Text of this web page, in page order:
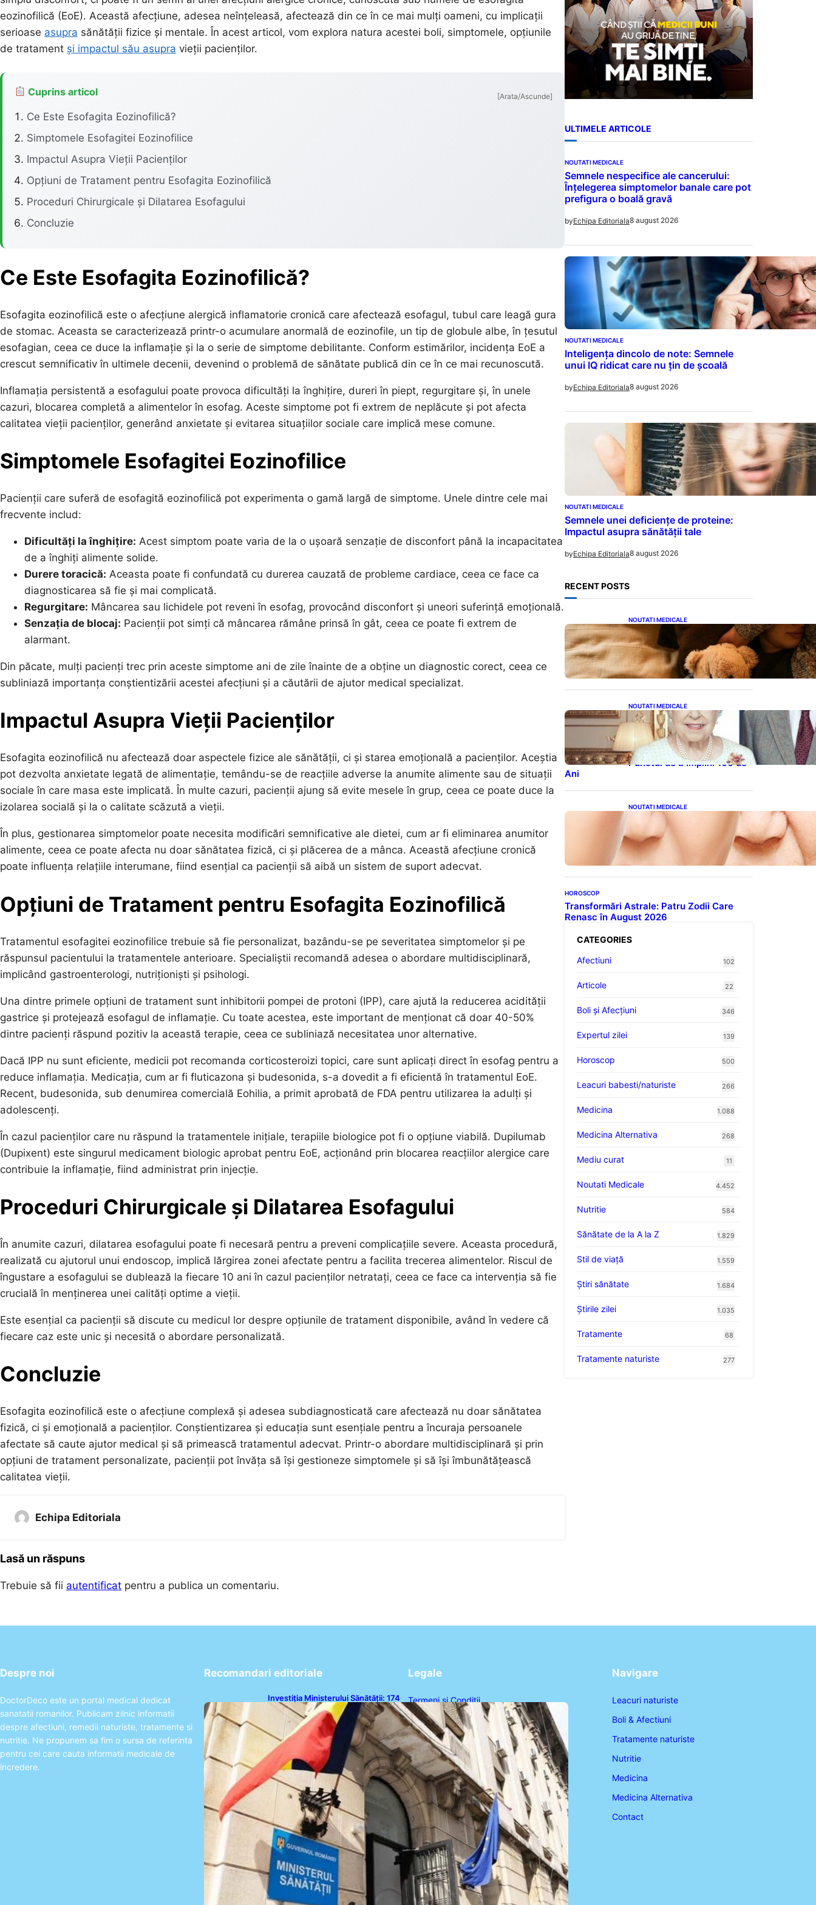
eozinofilică (EoE). Această afecțiune, adesea neînțeleasă, afectează din ce în ce mai mulți oameni, cu implicații
serioase asupra sănătății fizice și mentale. În acest articol, vom explora natura acestei boli, simptomele, opțiunile
de tratament și impactul său asupra vieții pacienților.
Cuprins articol [Arata/Ascunde]
Ce Este Esofagita Eozinofilică?
Simptomele Esofagitei Eozinofilice
Impactul Asupra Vieții Pacienților
Opțiuni de Tratament pentru Esofagita Eozinofilică
Proceduri Chirurgicale și Dilatarea Esofagului
Concluzie
Ce Este Esofagita Eozinofilică?
Esofagita eozinofilică este o afecțiune alergică inflamatorie cronică care afectează esofagul, tubul care leagă gura
de stomac. Aceasta se caracterizează printr-o acumulare anormală de eozinofile, un tip de globule albe, în țesutul
esofagian, ceea ce duce la inflamație și la o serie de simptome debilitante. Conform estimărilor, incidența EoE a
crescut semnificativ în ultimele decenii, devenind o problemă de sănătate publică din ce în ce mai recunoscută.
Inflamația persistentă a esofagului poate provoca dificultăți la înghițire, dureri în piept, regurgitare și, în unele
cazuri, blocarea completă a alimentelor în esofag. Aceste simptome pot fi extrem de neplăcute și pot afecta
calitatea vieții pacienților, generând anxietate și evitarea situațiilor sociale care implică mese comune.
Simptomele Esofagitei Eozinofilice
Pacienții care suferă de esofagită eozinofilică pot experimenta o gamă largă de simptome. Unele dintre cele mai
frecvente includ:
Dificultăți la înghițire: Acest simptom poate varia de la o ușoară senzație de disconfort până la incapacitatea
de a înghiți alimente solide.
Durere toracică: Aceasta poate fi confundată cu durerea cauzată de probleme cardiace, ceea ce face ca
diagnosticarea să fie și mai complicată.
Regurgitare: Mâncarea sau lichidele pot reveni în esofag, provocând disconfort și uneori suferință emoțională.
Senzația de blocaj: Pacienții pot simți că mâncarea rămâne prinsă în gât, ceea ce poate fi extrem de
alarmant.
Din păcate, mulți pacienți trec prin aceste simptome ani de zile înainte de a obține un diagnostic corect, ceea ce
subliniază importanța conștientizării acestei afecțiuni și a căutării de ajutor medical specializat.
Impactul Asupra Vieții Pacienților
Esofagita eozinofilică nu afectează doar aspectele fizice ale sănătății, ci și starea emoțională a pacienților. Aceștia
pot dezvolta anxietate legată de alimentație, temându-se de reacțiile adverse la anumite alimente sau de situații
sociale în care masa este implicată. În multe cazuri, pacienții ajung să evite mesele în grup, ceea ce poate duce la
izolarea socială și la o calitate scăzută a vieții.
În plus, gestionarea simptomelor poate necesita modificări semnificative ale dietei, cum ar fi eliminarea anumitor
alimente, ceea ce poate afecta nu doar sănătatea fizică, ci și plăcerea de a mânca. Această afecțiune cronică
poate influența relațiile interumane, fiind esențial ca pacienții să aibă un sistem de suport adecvat.
Opțiuni de Tratament pentru Esofagita Eozinofilică
Tratamentul esofagitei eozinofilice trebuie să fie personalizat, bazându-se pe severitatea simptomelor și pe
răspunsul pacientului la tratamentele anterioare. Specialiștii recomandă adesea o abordare multidisciplinară,
implicând gastroenterologi, nutriționiști și psihologi.
Una dintre primele opțiuni de tratament sunt inhibitorii pompei de protoni (IPP), care ajută la reducerea acidității
gastrice și protejează esofagul de inflamație. Cu toate acestea, este important de menționat că doar 40-50%
dintre pacienți răspund pozitiv la această terapie, ceea ce subliniază necesitatea unor alternative.
Dacă IPP nu sunt eficiente, medicii pot recomanda corticosteroizi topici, care sunt aplicați direct în esofag pentru a
reduce inflamația. Medicația, cum ar fi fluticazona și budesonida, s-a dovedit a fi eficientă în tratamentul EoE.
Recent, budesonida, sub denumirea comercială Eohilia, a primit aprobată de FDA pentru utilizarea la adulți și
adolescenți.
În cazul pacienților care nu răspund la tratamentele inițiale, terapiile biologice pot fi o opțiune viabilă. Dupilumab
(Dupixent) este singurul medicament biologic aprobat pentru EoE, acționând prin blocarea reacțiilor alergice care
contribuie la inflamație, fiind administrat prin injecție.
Proceduri Chirurgicale și Dilatarea Esofagului
În anumite cazuri, dilatarea esofagului poate fi necesară pentru a preveni complicațiile severe. Aceasta procedură,
realizată cu ajutorul unui endoscop, implică lărgirea zonei afectate pentru a facilita trecerea alimentelor. Riscul de
îngustare a esofagului se dublează la fiecare 10 ani în cazul pacienților netratați, ceea ce face ca intervenția să fie
crucială în menținerea unei calități optime a vieții.
Este esențial ca pacienții să discute cu medicul lor despre opțiunile de tratament disponibile, având în vedere că
fiecare caz este unic și necesită o abordare personalizată.
Concluzie
Esofagita eozinofilică este o afecțiune complexă și adesea subdiagnosticată care afectează nu doar sănătatea
fizică, ci și emoțională a pacienților. Conștientizarea și educația sunt esențiale pentru a încuraja persoanele
afectate să caute ajutor medical și să primească tratamentul adecvat. Printr-o abordare multidisciplinară și prin
opțiuni de tratament personalizate, pacienții pot învăța să își gestioneze simptomele și să își îmbunătățească
calitatea vieții.
Echipa Editoriala
Lasă un răspuns
Trebuie să fii autentificat pentru a publica un comentariu.
ULTIMELE ARTICOLE
NOUTATI MEDICALE
Semnele nespecifice ale cancerului:
Înțelegerea simptomelor banale care pot
prefigura o boală gravă
byEchipa Editoriala8 august 2026
NOUTATI MEDICALE
Inteligența dincolo de note: Semnele
unui IQ ridicat care nu țin de școală
byEchipa Editoriala8 august 2026
NOUTATI MEDICALE
Semnele unei deficiențe de proteine:
Impactul asupra sănătății tale
byEchipa Editoriala8 august 2026
RECENT POSTS
NOUTATI MEDICALE
Somnul Sănătos: Câte Ore
Trebuie Să Dormi în Funcție
de Vârstă și Impactul
Asupra Sănătății
NOUTATI MEDICALE
Longevitatea în Rândul
Celebrităților: Lecții din
Viața Prințului Philip și a
Altora care Au Fost Pe
Punctul de a Împlini 100 de
Ani
NOUTATI MEDICALE
Evoluția Personalității după
70 de Ani: Ce Revelații Ne
Oferă Studiile Psihologice
HOROSCOP
Transformări Astrale: Patru Zodii Care
Renasc în August 2026
CATEGORIES
Afectiuni
102
Articole 22
Boli și Afecțiuni 346
Expertul zilei 139
Horoscop 500
Leacuri babesti/naturiste 266
Medicina 1.088
Medicina Alternativa 268
Mediu curat 11
Noutati Medicale 4.452
Nutritie 584
Sănătate de la A la Z 1.829
Stil de viaţă 1.559
Ştiri sănătate 1.684
Știrile zilei 1.035
Tratamente 68
Tratamente naturiste 277
Despre noi
DoctorDeco este un portal medical dedicat
sanatatii romanilor. Publicam zilnic informatii
despre afectiuni, remedii naturiste, tratamente si
nutritie. Ne propunem sa fim o sursa de referinta
pentru cei care cauta informatii medicale de
incredere.
Recomandari editoriale
Investiția Ministerului Sănătății: 174
de milioane de lei pentru
modernizarea sistemului sanitar din
România
Legale
Termeni și Condiții
Politica de Confidențialitate
Politica de Cookies
Disclaimer
Contact
Navigare
Leacuri naturiste
Boli & Afectiuni
Tratamente naturiste
Nutritie
Medicina
Medicina Alternativa
Contact